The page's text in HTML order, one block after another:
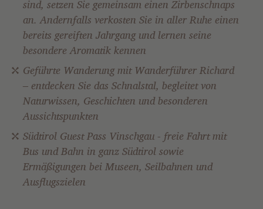
sind, setzen Sie gemeinsam einen Zirbenschnaps
an. Andernfalls verkosten Sie in aller Ruhe einen
bereits gereiften Jahrgang und lernen seine
besondere Aromatik kennen
Geführte Wanderung mit Wanderführer Richard
– entdecken Sie das Schnalstal, begleitet von
Naturwissen, Geschichten und besonderen
Aussichtspunkten
Südtirol Guest Pass Vinschgau - freie Fahrt mit
Bus und Bahn in ganz Südtirol sowie
Ermäßigungen bei Museen, Seilbahnen und
Ausflugszielen